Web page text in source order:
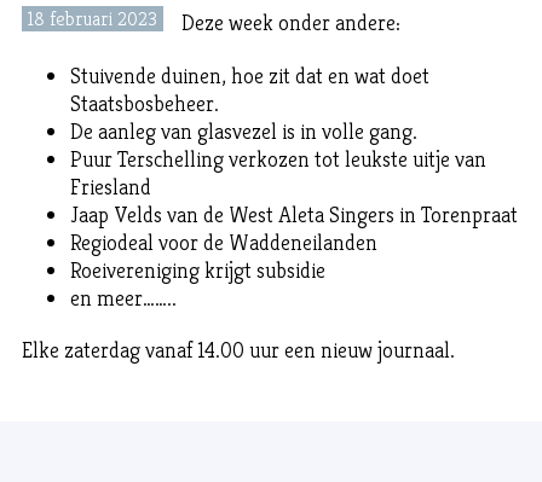
18 februari 2023
Deze week onder andere:
Stuivende duinen, hoe zit dat en wat doet
Staatsbosbeheer.
De aanleg van glasvezel is in volle gang.
Puur Terschelling verkozen tot leukste uitje van
Friesland
Jaap Velds van de West Aleta Singers in Torenpraat
Regiodeal voor de Waddeneilanden
Roeivereniging krijgt subsidie
en meer……..
Elke zaterdag vanaf 14.00 uur een nieuw journaal.